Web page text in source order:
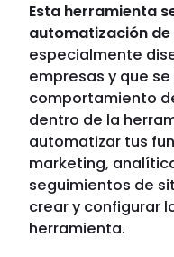
Esta herramienta
automatización
especialmente
empresas y que
comportamiento
dentro de la
automatizar tus
marketing,
seguimientos de
crear y configurar
herramienta.